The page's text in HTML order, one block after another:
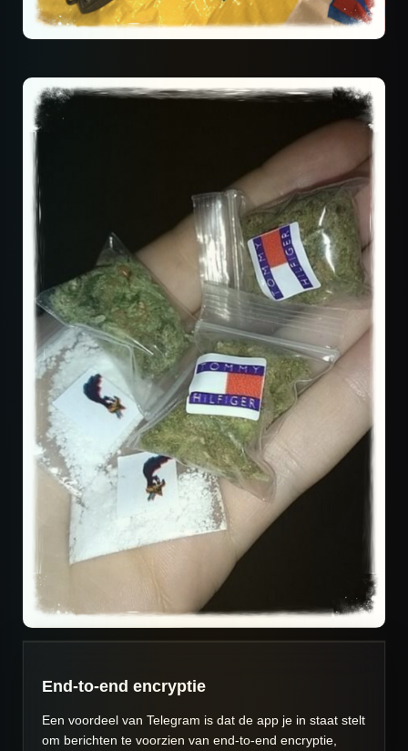
End-to-end encryptie
Een voordeel van Telegram is dat de app je in staat stelt
om berichten te voorzien van end-to-end encryptie,